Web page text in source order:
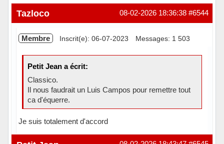
#6544
08-02-2026 18:36:38
Tazloco
Membre Inscrit(e): 06-07-2023 Messages: 1 503
Petit Jean a écrit:
Classico.
Il nous faudrait un Luis Campos pour remettre tout
ca d'équerre.
Je suis totalement d'accord
Hors ligne